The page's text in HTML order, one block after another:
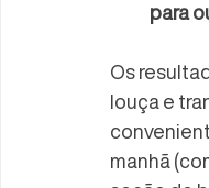
para
Os
louça e
manhã